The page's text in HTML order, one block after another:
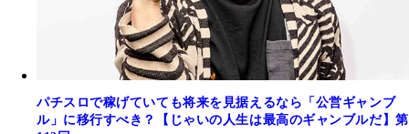
パチスロで稼げていても将来を見据えるなら「公営ギャンブ
ル」に移行すべき？【じゃいの人生は最高のギャンブルだ】第